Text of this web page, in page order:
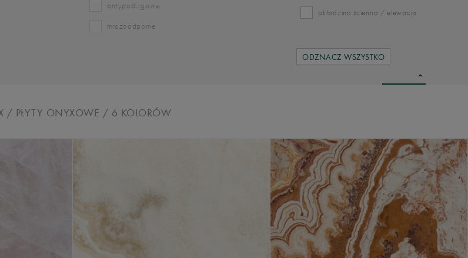
antypoślizgowe
mrozoodporne
okładzina ścienna / elewacja
ODZNACZ WSZYSTKO
/ PŁYTY ONYXOWE / 6 KOLORÓW